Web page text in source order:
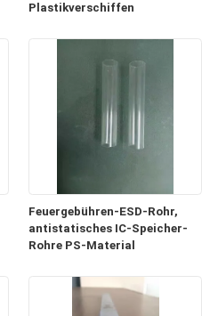
Plastikverschiffen
Feuergebühren-ESD-Rohr,
antistatisches IC-Speicher-
Rohre PS-Material